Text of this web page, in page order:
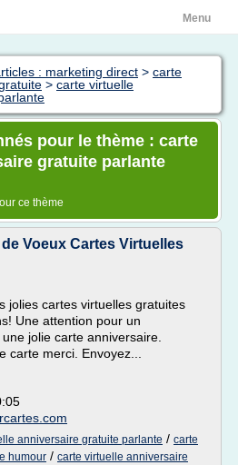
Menu
: marketing direct > carte
> carte virtuelle
pour le thème : carte
gratuite parlante
ce thème
Voeux Cartes Virtuelles
jolies cartes virtuelles gratuites
Une attention pour un
jolie carte anniversaire.
carte merci. Envoyez...
anniversaire gratuite parlante / carte
humour / carte virtuelle anniversaire